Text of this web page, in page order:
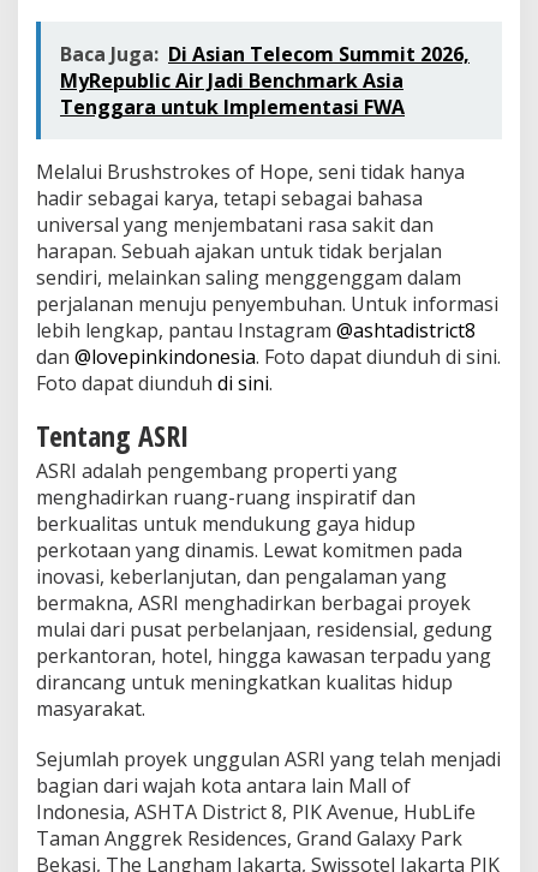
Baca Juga: Di Asian Telecom Summit 2026,
MyRepublic Air Jadi Benchmark Asia
Tenggara untuk Implementasi FWA
Melalui Brushstrokes of Hope, seni tidak hanya
hadir sebagai karya, tetapi sebagai bahasa
universal yang menjembatani rasa sakit dan
harapan. Sebuah ajakan untuk tidak berjalan
sendiri, melainkan saling menggenggam dalam
perjalanan menuju penyembuhan. Untuk informasi
lebih lengkap, pantau Instagram @ashtadistrict8
dan @lovepinkindonesia. Foto dapat diunduh di sini.
Foto dapat diunduh di sini.
Tentang ASRI
ASRI adalah pengembang properti yang
menghadirkan ruang-ruang inspiratif dan
berkualitas untuk mendukung gaya hidup
perkotaan yang dinamis. Lewat komitmen pada
inovasi, keberlanjutan, dan pengalaman yang
bermakna, ASRI menghadirkan berbagai proyek
mulai dari pusat perbelanjaan, residensial, gedung
perkantoran, hotel, hingga kawasan terpadu yang
dirancang untuk meningkatkan kualitas hidup
masyarakat.
Sejumlah proyek unggulan ASRI yang telah menjadi
bagian dari wajah kota antara lain Mall of
Indonesia, ASHTA District 8, PIK Avenue, HubLife
Taman Anggrek Residences, Grand Galaxy Park
Bekasi, The Langham Jakarta, Swissotel Jakarta PIK